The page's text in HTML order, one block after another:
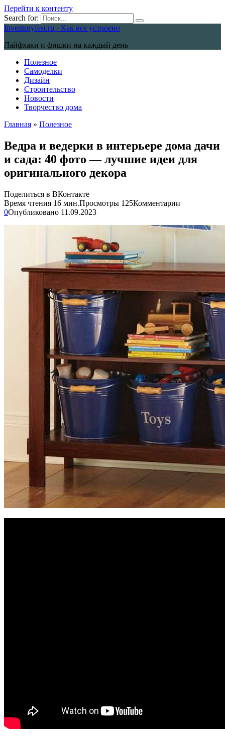
Перейти к контенту
Search for:
Inventoryfest.ru - Как все устроено
Лайфхаки и фишки на каждый день
Полезное
Самоделки
Дизайн
Строительство
Новости
Творчество дома
Главная » Полезное
Ведра и ведерки в интерьере дома дачи
и сада: 40 фото — лучшие идеи для
оригинального декора
Поделиться в ВКонтакте
Время чтения 16 мин.Просмотры 125Комментарии
0Опубликовано 11.09.2023